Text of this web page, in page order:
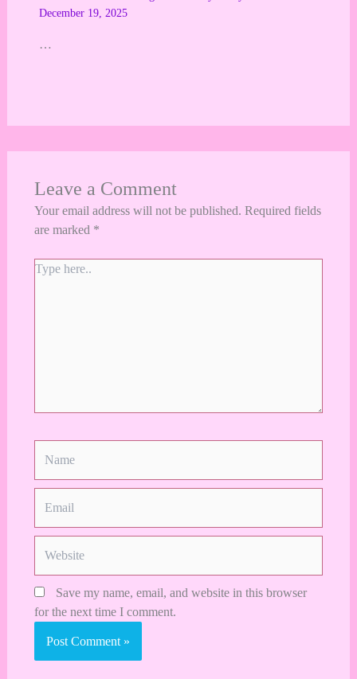
December 19, 2025
…
Leave a Comment
Your email address will not be published. Required fields
are marked *
Type
Save my name, email, and website in this browser
for the next time I comment.